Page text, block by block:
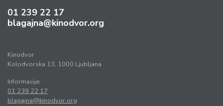
01 239 22 17
blagajna@kinodvor.org
Kinodvor
Kolodvorska 13, 1000 Ljubljana
Informacije:
01 239 22 17
blagajna@kinodvor.org